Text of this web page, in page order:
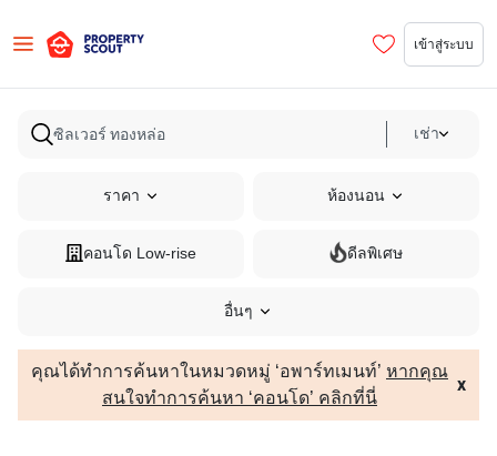
เข้าสู่ระบบ
เช่า
ราคา ห้องนอน
คอนโด Low-rise ดีลพิเศษ
อื่นๆ
คุณได้ทำการค้นหาในหมวดหมู่ ‘อพาร์ทเมนท์’ หากคุณ
สนใจทำการค้นหา ‘คอนโด’ คลิกที่นี่
x